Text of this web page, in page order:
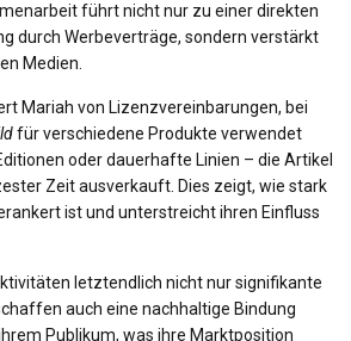
führt nicht nur zu einer direkten
durch Werbeverträge, sondern verstärkt
Medien.
Mariah von Lizenzvereinbarungen, bei
für verschiedene Produkte verwendet
oder dauerhafte Linien – die Artikel
Zeit ausverkauft. Dies zeigt, wie stark
ist und unterstreicht ihren Einfluss
letztendlich nicht nur signifikante
auch eine nachhaltige Bindung
Publikum, was ihre Marktposition